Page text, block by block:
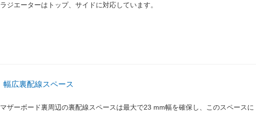
ラジエーターはトップ、サイドに対応しています。
幅広裏配線スペース
マザーボード裏周辺の裏配線スペースは最大で23 mm幅を確保し、このスペースに